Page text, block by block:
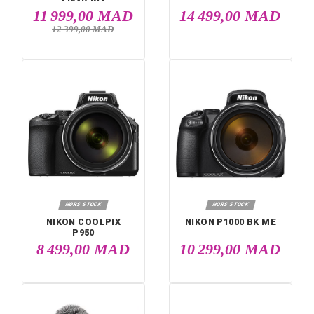

NIKON D7500 ME 18-
140VR KIT
11 999,00 MAD
12 399,00 MAD

NIKON Z6 II
14 499,00